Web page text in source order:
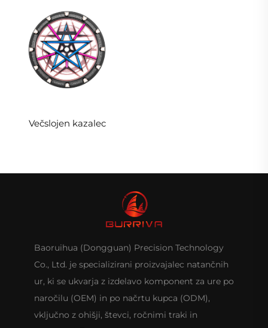
Večslojen kazalec
Baoruihua (Dongguan) Precision Technology
Co., Ltd. je specializirani proizvajalec natančnih
ur, ki se ukvarja z izdelavo komponent za ure po
naročilu (OEM) in po načrtu kupca (ODM),
vključno z ohišji, števci, ročnimi traki in